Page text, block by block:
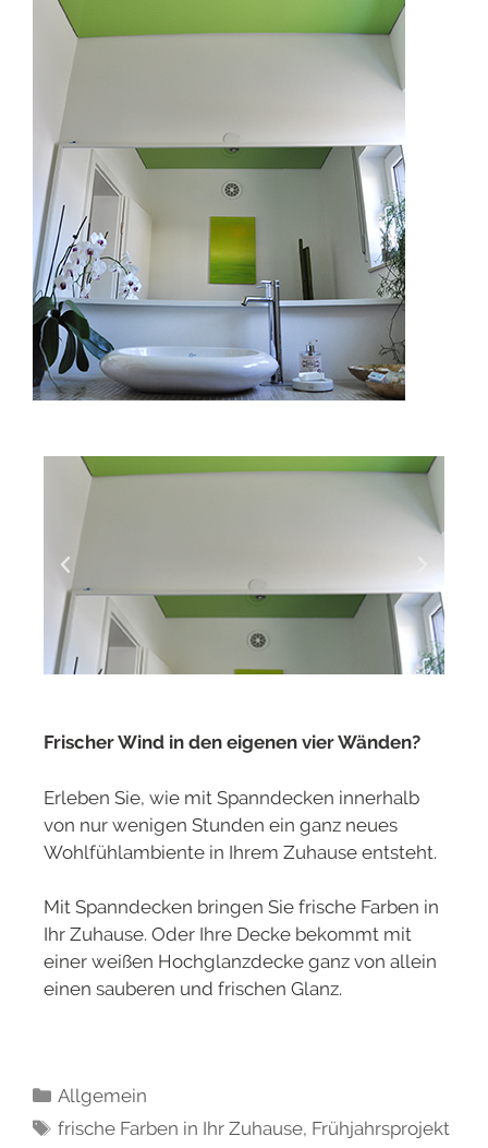
Frischer Wind in den eigenen vier Wänden?
Erleben Sie, wie mit Spanndecken innerhalb
von nur wenigen Stunden ein ganz neues
Wohlfühlambiente in Ihrem Zuhause entsteht.
Mit Spanndecken bringen Sie frische Farben in
Ihr Zuhause. Oder Ihre Decke bekommt mit
einer weißen Hochglanzdecke ganz von allein
einen sauberen und frischen Glanz.
Allgemein
frische Farben in Ihr Zuhause, Frühjahrsprojekt